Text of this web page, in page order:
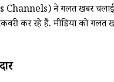
ने गलत खबर चलाई
कर रहे हैं. मीडिया को